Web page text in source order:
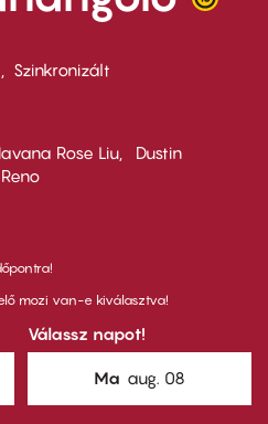
Szinkronizált
Rose Liu
Dustin
mozi van-e kiválasztva!
Válassz napot!
Ma aug. 08